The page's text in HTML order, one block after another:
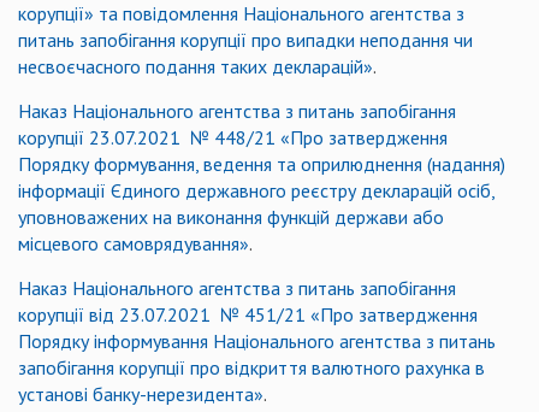
корупції» та повідомлення Національного агентства з
питань запобігання корупції про випадки неподання чи
несвоєчасного подання таких декларацій».
Наказ Національного агентства з питань запобігання
корупції 23.07.2021 № 448/21 «Про затвердження
Порядку формування, ведення та оприлюднення (надання)
інформації Єдиного державного реєстру декларацій осіб,
уповноважених на виконання функцій держави або
місцевого самоврядування».
Наказ Національного агентства з питань запобігання
корупції від 23.07.2021 № 451/21 «Про затвердження
Порядку інформування Національного агентства з питань
запобігання корупції про відкриття валютного рахунка в
установі банку-нерезидента».